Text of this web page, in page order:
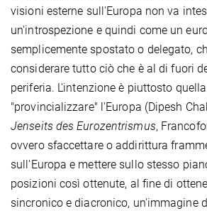
visioni esterne sull'Europa non va
un'introspezione e quindi come un
semplicemente spostato o delegato,
considerare tutto ciò che è al di fuori
periferia. L'intenzione è piuttosto
"provincializzare" l'Europa (Dipesh
Jenseits des Eurozentrismus,
ovvero sfaccettare o addirittura
sull'Europa e mettere sullo stesso
posizioni così ottenute, al fine di
sincronico e diacronico, un'immagine